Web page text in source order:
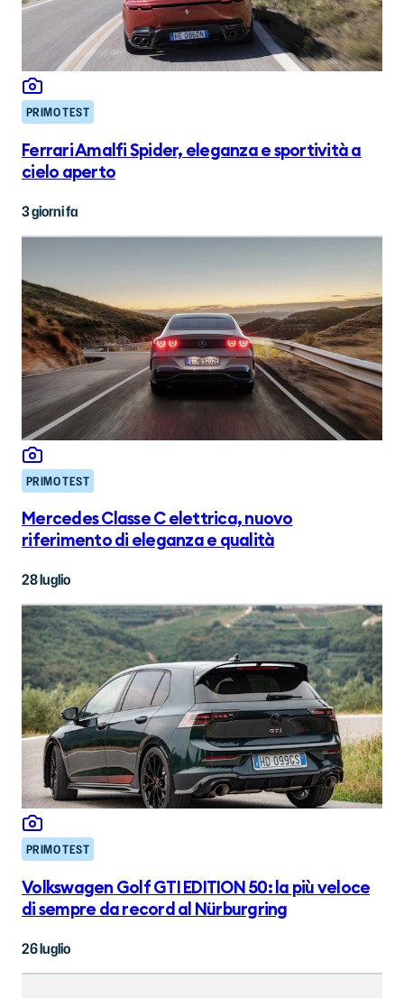
PRIMO TEST
Ferrari Amalfi Spider, eleganza e sportività a
cielo aperto
3 giorni fa
PRIMO TEST
Mercedes Classe C elettrica, nuovo
riferimento di eleganza e qualità
28 luglio
PRIMO TEST
Volkswagen Golf GTI EDITION 50: la più veloce
di sempre da record al Nürburgring
26 luglio